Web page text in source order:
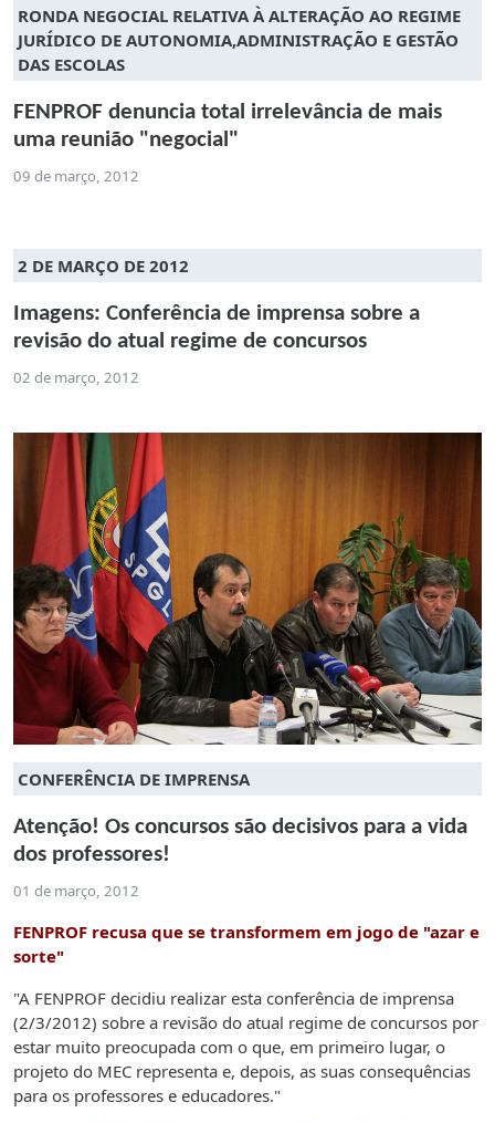
RONDA NEGOCIAL RELATIVA À ALTERAÇÃO AO REGIME
JURÍDICO DE AUTONOMIA,ADMINISTRAÇÃO E GESTÃO
DAS ESCOLAS
FENPROF denuncia total irrelevância de mais
uma reunião "negocial"
09 de março, 2012
2 DE MARÇO DE 2012
Imagens: Conferência de imprensa sobre a
revisão do atual regime de concursos
02 de março, 2012
CONFERÊNCIA DE IMPRENSA
Atenção! Os concursos são decisivos para a vida
dos professores!
01 de março, 2012
FENPROF recusa que se transformem em jogo de "azar e
sorte"
"A FENPROF decidiu realizar esta conferência de imprensa
(2/3/2012) sobre a revisão do atual regime de concursos por
estar muito preocupada com o que, em primeiro lugar, o
projeto do MEC representa e, depois, as suas consequências
para os professores e educadores."